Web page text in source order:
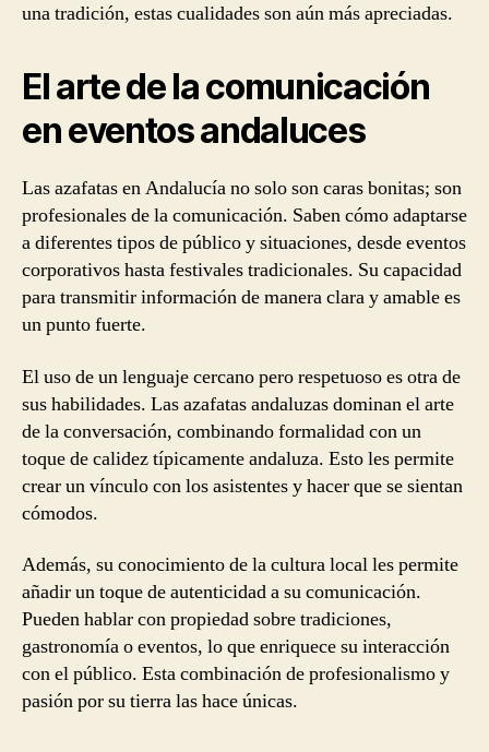
una tradición, estas cualidades son aún más apreciadas.
El arte de la comunicación
en eventos andaluces
Las azafatas en Andalucía no solo son caras bonitas; son
profesionales de la comunicación. Saben cómo adaptarse
a diferentes tipos de público y situaciones, desde eventos
corporativos hasta festivales tradicionales. Su capacidad
para transmitir información de manera clara y amable es
un punto fuerte.
El uso de un lenguaje cercano pero respetuoso es otra de
sus habilidades. Las azafatas andaluzas dominan el arte
de la conversación, combinando formalidad con un
toque de calidez típicamente andaluza. Esto les permite
crear un vínculo con los asistentes y hacer que se sientan
cómodos.
Además, su conocimiento de la cultura local les permite
añadir un toque de autenticidad a su comunicación.
Pueden hablar con propiedad sobre tradiciones,
gastronomía o eventos, lo que enriquece su interacción
con el público. Esta combinación de profesionalismo y
pasión por su tierra las hace únicas.